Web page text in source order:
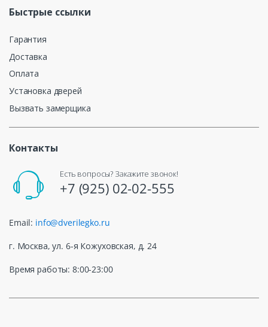
Быстрые ссылки
Гарантия
Доставка
Оплата
Установка дверей
Вызвать замерщика
Контакты
Есть вопросы? Закажите звонок!
+7 (925) 02-02-555
Email: info@dverilegko.ru
г. Москва, ул. 6-я Кожуховская, д. 24
Время работы: 8:00-23:00